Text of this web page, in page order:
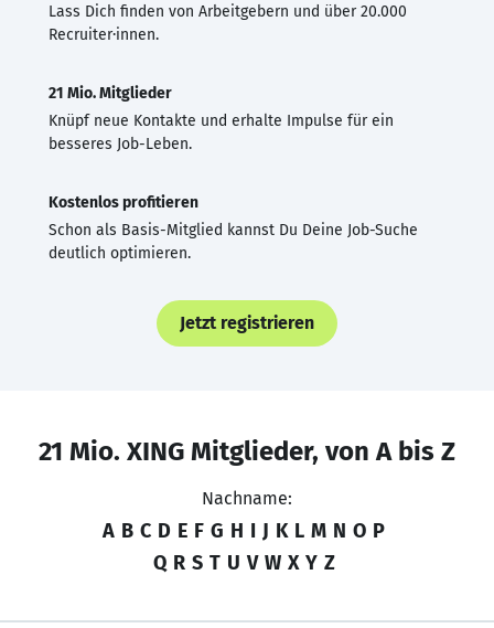
Lass Dich finden von Arbeitgebern und über 20.000
Recruiter·innen.
21 Mio. Mitglieder
Knüpf neue Kontakte und erhalte Impulse für ein
besseres Job-Leben.
Kostenlos profitieren
Schon als Basis-Mitglied kannst Du Deine Job-Suche
deutlich optimieren.
Jetzt registrieren
21 Mio. XING Mitglieder, von A bis Z
Nachname:
A B C D E F G H I J K L M N O P
Q R S T U V W X Y Z